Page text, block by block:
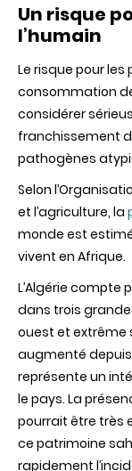
Un risque
l’humain
Le risque pour
consommation
considérer
franchissement
pathogènes
Selon
et l’agriculture, la
monde est
vivent en Afrique.
L’Algérie compte
dans trois
ouest et
augmenté
représente un
le pays. La
pourrait être très
ce patrimoine
rapidement